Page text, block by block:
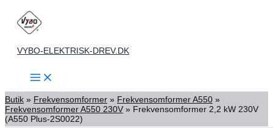
indholdet
VYBO-ELEKTRISK-DREV.DK
Butik » Frekvensomformer » Frekvensomformer A550 »
Frekvensomformer A550 230V » Frekvensomformer 2,2 kW 230V
(A550 Plus-2S0022)
2S0022)